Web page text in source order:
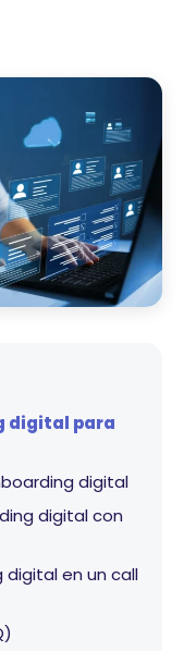
digital para
digital
digital con
en un call